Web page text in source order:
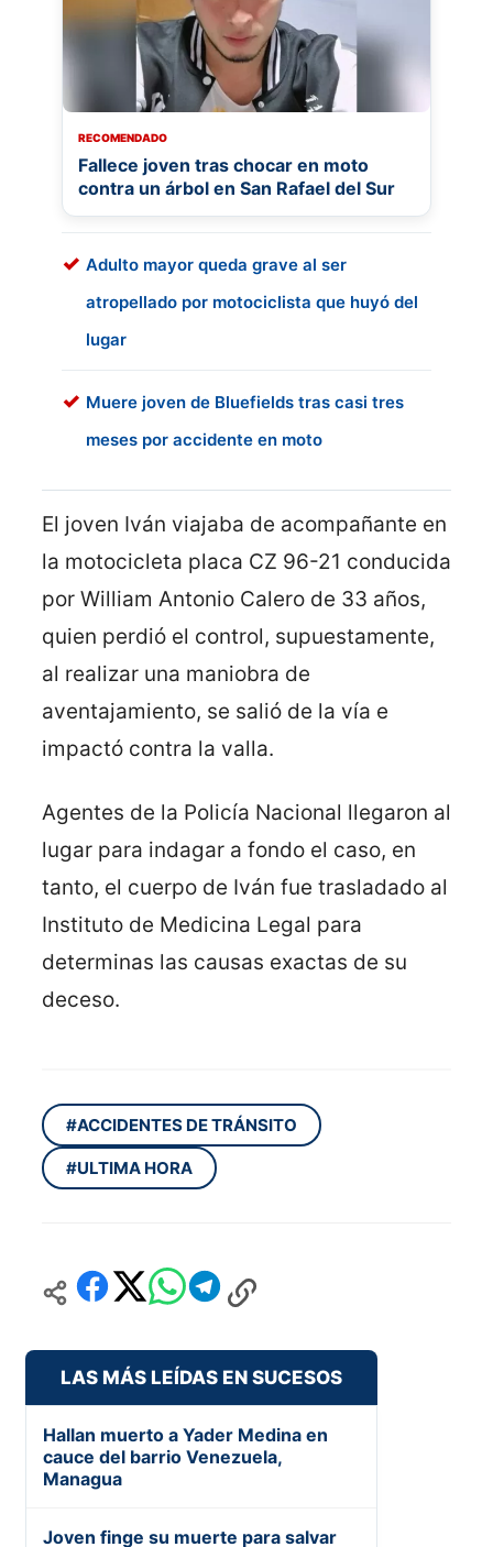
RECOMENDADO
Fallece joven tras chocar en moto
contra un árbol en San Rafael del Sur
Adulto mayor queda grave al ser
atropellado por motociclista que huyó del
lugar
Muere joven de Bluefields tras casi tres
meses por accidente en moto
El joven Iván viajaba de acompañante en
la motocicleta placa CZ 96-21 conducida
por William Antonio Calero de 33 años,
quien perdió el control, supuestamente,
al realizar una maniobra de
aventajamiento, se salió de la vía e
impactó contra la valla.
Agentes de la Policía Nacional llegaron al
lugar para indagar a fondo el caso, en
tanto, el cuerpo de Iván fue trasladado al
Instituto de Medicina Legal para
determinas las causas exactas de su
deceso.
#ACCIDENTES DE TRÁNSITO
#ULTIMA HORA
LAS MÁS LEÍDAS EN SUCESOS
Hallan muerto a Yader Medina en
cauce del barrio Venezuela,
Managua
Joven finge su muerte para salvar